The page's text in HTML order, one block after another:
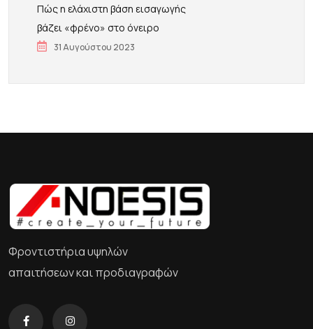
Πώς η ελάχιστη βάση εισαγωγής
βάζει «φρένο» στο όνειρο
31 Αυγούστου 2023
Φροντιστήρια υψηλών
απαιτήσεων και προδιαγραφών